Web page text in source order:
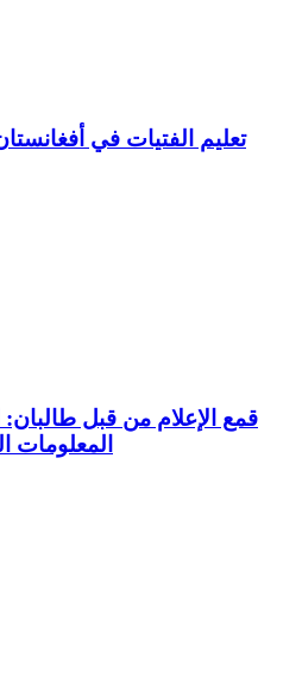
تعليم الفتيات في
قمع الإعلام من قبل
المعلومات